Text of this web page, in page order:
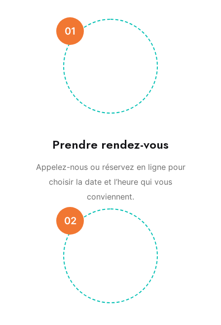
01
Prendre rendez-vous
Appelez-nous ou réservez en ligne pour
choisir la date et l’heure qui vous
conviennent.
02